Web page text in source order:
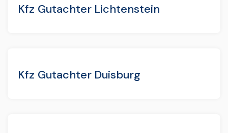
Kfz Gutachter Lichtenstein
Kfz Gutachter Duisburg